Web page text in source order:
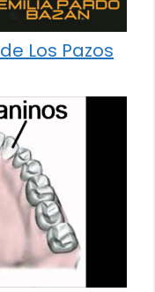
Los Pazos